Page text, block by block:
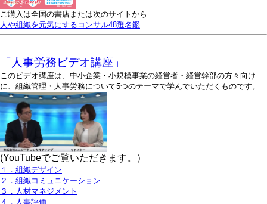
ご購入は全国の書店または次のサイトから
人や組織を元気にするコンサル48選名鑑
「人事労務ビデオ講座」
このビデオ講座は、中小企業・小規模事業の経営者・経営幹部の方々向け
に、組織管理・人事労務について5つのテーマで学んでいただくものです。
(YouTubeでご覧いただきます。）
１．組織デザイン
２．組織コミュニケーション
３．人材マネジメント
４．人事評価